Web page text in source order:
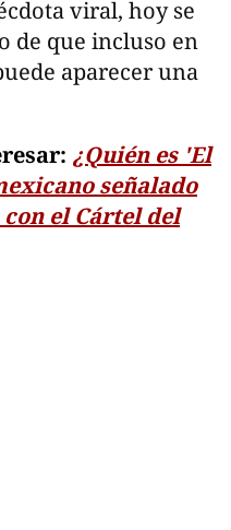
viral, hoy se
de que incluso en
aparecer una
¿Quién es 'El
señalado
el Cártel del